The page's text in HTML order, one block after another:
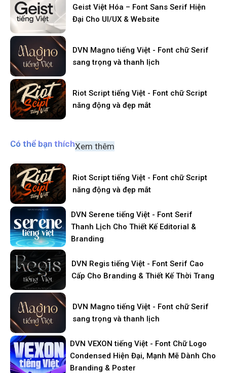
Geist Việt Hóa – Font Sans Serif Hiện
Đại Cho UI/UX & Website
DVN Magno tiếng Việt - Font chữ Serif
sang trọng và thanh lịch
Riot Script tiếng Việt - Font chữ Script
năng động và đẹp mắt
Có thể bạn thíchXem thêm
Riot Script tiếng Việt - Font chữ Script
năng động và đẹp mắt
DVN Serene tiếng Việt - Font Serif
Thanh Lịch Cho Thiết Kế Editorial &
Branding
DVN Regis tiếng Việt - Font Serif Cao
Cấp Cho Branding & Thiết Kế Thời Trang
DVN Magno tiếng Việt - Font chữ Serif
sang trọng và thanh lịch
DVN VEXON tiếng Việt - Font Chữ Logo
Condensed Hiện Đại, Mạnh Mẽ Dành Cho
Branding & Poster